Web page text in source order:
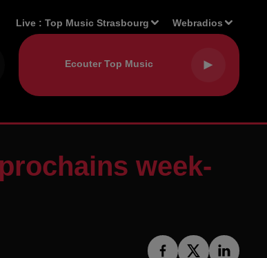
Live :Top Music Strasbourg Webradios
week-